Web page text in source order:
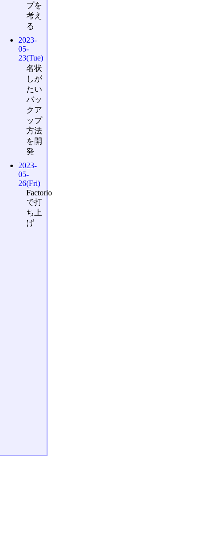
プを
考え
る
2023-
05-
23(Tue)
名状
しが
たい
バッ
クア
ップ
方法
を開
発
2023-
05-
26(Fri)
Factorio
で打
ち上
げ